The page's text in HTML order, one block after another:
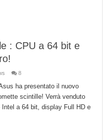
: CPU a 64 bit e
8
ha presentato il nuovo
scintille! Verrà venduto
a 64 bit, display Full HD e